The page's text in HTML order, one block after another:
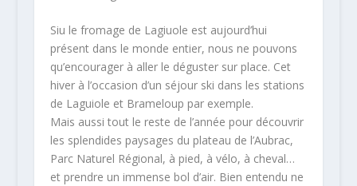
Siu le fromage de Lagiuole est aujourd’hui
présent dans le monde entier, nous ne pouvons
qu’encourager à aller le déguster sur place. Cet
hiver à l’occasion d’un séjour ski dans les stations
de Laguiole et Brameloup par exemple.
Mais aussi tout le reste de l’année pour découvrir
les splendides paysages du plateau de l’Aubrac,
Parc Naturel Régional, à pied, à vélo, à cheval…
et prendre un immense bol d’air. Bien entendu ne